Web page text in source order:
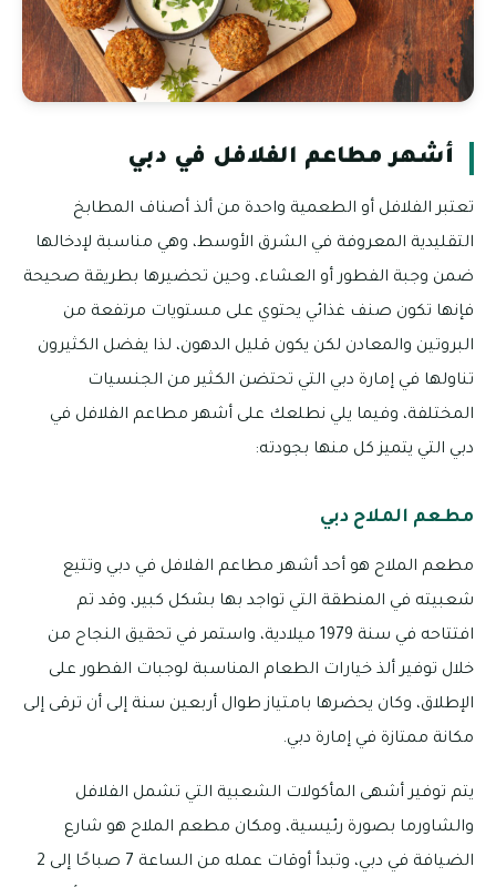
أشهر مطاعم الفلافل في دبي
تعتبر الفلافل أو الطعمية واحدة من ألذ أصناف المطابخ
التقليدية المعروفة في الشرق الأوسط، وهي مناسبة لإدخالها
ضمن وجبة الفطور أو العشاء، وحين تحضيرها بطريقة صحيحة
فإنها تكون صنف غذائي يحتوي على مستويات مرتفعة من
البروتين والمعادن لكن يكون قليل الدهون، لذا يفضل الكثيرون
تناولها في إمارة دبي التي تحتضن الكثير من الجنسيات
المختلفة، وفيما يلي نطلعك على أشهر مطاعم الفلافل في
دبي التي يتميز كل منها بجودته:
مطعم الملاح دبي
مطعم الملاح هو أحد أشهر مطاعم الفلافل في دبي وتتيع
شعبيته في المنطقة التي تواجد بها بشكل كبير، وقد تم
افتتاحه في سنة 1979 ميلادية، واستمر في تحقيق النجاح من
خلال توفير ألذ خيارات الطعام المناسبة لوجبات الفطور على
الإطلاق، وكان يحضرها بامتياز طوال أربعين سنة إلى أن ترقى إلى
مكانة ممتازة في إمارة دبي.
يتم توفير أشهى المأكولات الشعبية التي تشمل الفلافل
والشاورما بصورة رئيسية، ومكان مطعم الملاح هو شارع
الضيافة في دبي، وتبدأ أوقات عمله من الساعة 7 صباحًا إلى 2